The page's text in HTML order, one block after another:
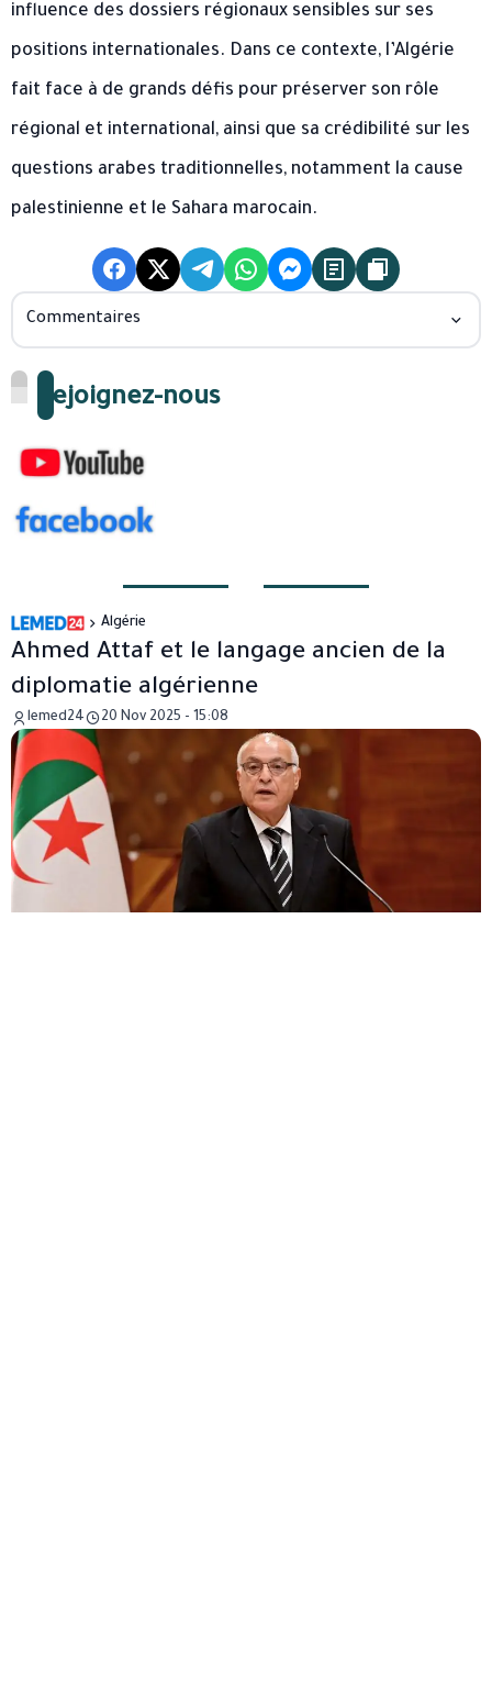
influence des dossiers régionaux sensibles sur ses
positions internationales. Dans ce contexte, l’Algérie
fait face à de grands défis pour préserver son rôle
régional et international, ainsi que sa crédibilité sur les
questions arabes traditionnelles, notamment la cause
palestinienne et le Sahara marocain.
Commentaires
Rejoignez-nous
Algérie
Ahmed Attaf et le langage ancien de la
diplomatie algérienne
lemed24 20 Nov 2025 - 15:08